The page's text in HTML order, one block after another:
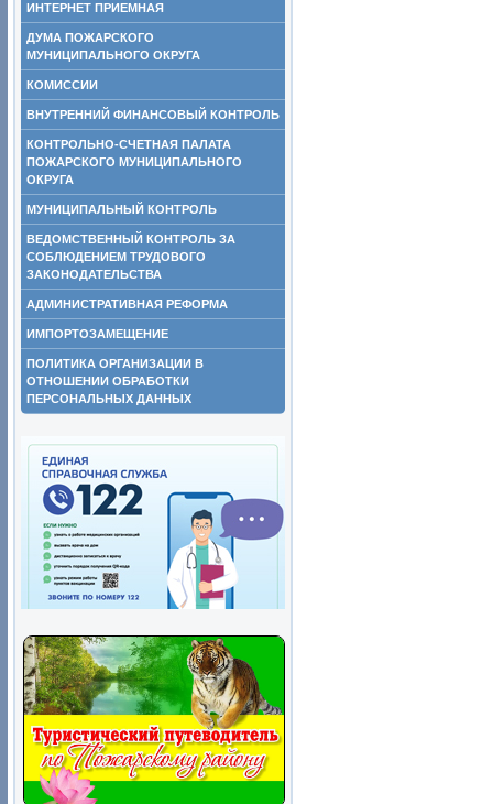
ИНТЕРНЕТ ПРИЕМНАЯ
ДУМА ПОЖАРСКОГО
МУНИЦИПАЛЬНОГО ОКРУГА
КОМИССИИ
ВНУТРЕННИЙ ФИНАНСОВЫЙ КОНТРОЛЬ
КОНТРОЛЬНО-СЧЕТНАЯ ПАЛАТА
ПОЖАРСКОГО МУНИЦИПАЛЬНОГО
ОКРУГА
МУНИЦИПАЛЬНЫЙ КОНТРОЛЬ
ВЕДОМСТВЕННЫЙ КОНТРОЛЬ ЗА
СОБЛЮДЕНИЕМ ТРУДОВОГО
ЗАКОНОДАТЕЛЬСТВА
АДМИНИСТРАТИВНАЯ РЕФОРМА
ИМПОРТОЗАМЕЩЕНИЕ
ПОЛИТИКА ОРГАНИЗАЦИИ В
ОТНОШЕНИИ ОБРАБОТКИ
ПЕРСОНАЛЬНЫХ ДАННЫХ